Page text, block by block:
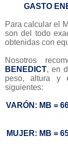
GASTO
Para calcular el
son del todo
obtenidas con
Nosotros
BENEDICT, en
peso, altura y
siguientes:
VARÓN: MB =
MUJER: MB =